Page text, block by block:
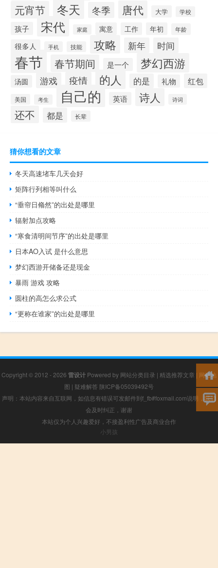
元宵节 冬天 冬季 唐代 大学 学校
孩子 宋代 家庭 寓意 工作 年初 年龄
很多人 手机 技能 攻略 新年 时间
春节 春节期间 是一个 梦幻西游
汤圆 游戏 疫情 的人 的是 礼物 红包
美国 考生 自己的 英语 诗人 诗词
还不 都是 长辈
猜你想看的文章
冬天高速堵车几天会好
矩阵行列相等叫什么
“垂帘日翛然”的出处是哪里
辐射加点攻略
“寒食清明间节序”的出处是哪里
日本AO入试 是什么意思
梦幻西游开储备还是现金
暴雨 游戏 攻略
圆柱的高怎么求公式
“更称在谁家”的出处是哪里
Copyright © 2012 - 2026 雷设计 Powered by 网站分类目录 | 精选推荐文章 | 网站地
图 | 疑难解答 陕ICP备05039492号
声明：本站内容来自互联网，如信息有错误可发邮件到f_fb#foxmail.com说明，我们
会及时纠正，谢谢
本站仅为个人兴趣爱好，不接盈利性广告及商业合作
小男孩